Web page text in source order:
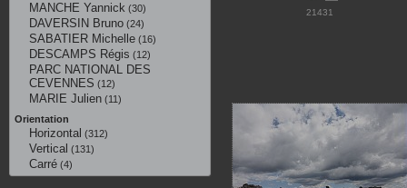
MANCHE Yannick (30)
DAVERSIN Bruno (24)
SABATIER Michelle (16)
DESCAMPS Régis (12)
PARC NATIONAL DES
CEVENNES (12)
MARIE Julien (11)
Orientation
Horizontal (312)
Vertical (131)
Carré (4)
21431